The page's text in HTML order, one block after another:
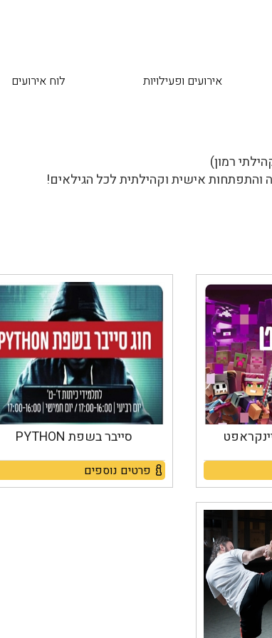
אירועים ופעילויות לוח אירועים
אישית וקהילתית לכל הגילאים!
סייבר בשפת PYTHON
פרטים נוספים